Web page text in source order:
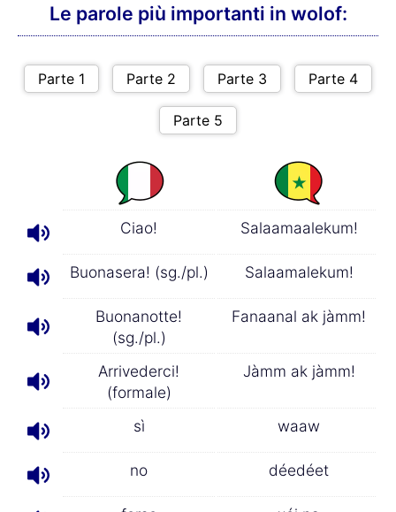
Le parole più importanti in wolof:
Ciao! Salaamaalekum!
Buonasera! (sg./pl.) Salaamalekum!
Buonanotte!
(sg./pl.)
Fanaanal ak jàmm!
Arrivederci!
(formale)
Jàmm ak jàmm!
sì waaw
no déedéet